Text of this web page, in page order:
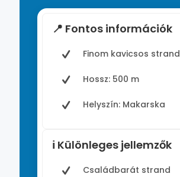
📍 Fontos információk
Finom kavicsos strand
Hossz: 500 m
Helyszín: Makarska
ℹ️ Különleges jellemzők
Családbarát strand